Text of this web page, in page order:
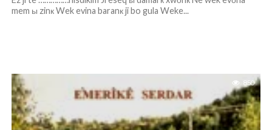
mem ы zinк Wek evina baranк ji bo gula Weke...
850